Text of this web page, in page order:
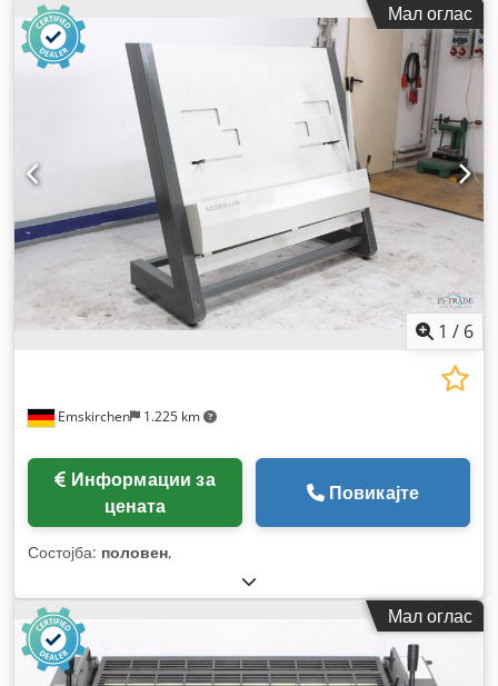
Мал оглас
1 / 6
Emskirchen 1.225 km
цената
Повикајте
Состојба: половен,
Мал оглас